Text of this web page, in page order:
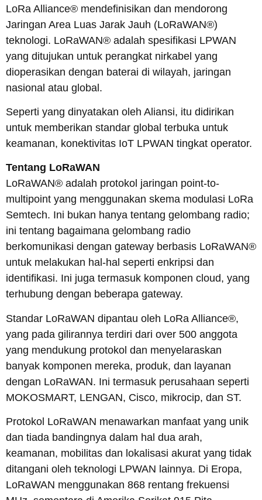
LoRa Alliance® mendefinisikan dan mendorong
Jaringan Area Luas Jarak Jauh (LoRaWAN®)
teknologi. LoRaWAN® adalah spesifikasi LPWAN
yang ditujukan untuk perangkat nirkabel yang
dioperasikan dengan baterai di wilayah, jaringan
nasional atau global.
Seperti yang dinyatakan oleh Aliansi, itu didirikan
untuk memberikan standar global terbuka untuk
keamanan, konektivitas IoT LPWAN tingkat operator.
Tentang LoRaWAN
LoRaWAN® adalah protokol jaringan point-to-
multipoint yang menggunakan skema modulasi LoRa
Semtech. Ini bukan hanya tentang gelombang radio;
ini tentang bagaimana gelombang radio
berkomunikasi dengan gateway berbasis LoRaWAN®
untuk melakukan hal-hal seperti enkripsi dan
identifikasi. Ini juga termasuk komponen cloud, yang
terhubung dengan beberapa gateway.
Standar LoRaWAN dipantau oleh LoRa Alliance®,
yang pada gilirannya terdiri dari over 500 anggota
yang mendukung protokol dan menyelaraskan
banyak komponen mereka, produk, dan layanan
dengan LoRaWAN. Ini termasuk perusahaan seperti
MOKOSMART, LENGAN, Cisco, mikrocip, dan ST.
Protokol LoRaWAN menawarkan manfaat yang unik
dan tiada bandingnya dalam hal dua arah,
keamanan, mobilitas dan lokalisasi akurat yang tidak
ditangani oleh teknologi LPWAN lainnya. Di Eropa,
LoRaWAN menggunakan 868 rentang frekuensi